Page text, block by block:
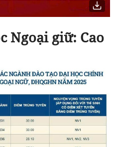
Ngoại giữ: Cao